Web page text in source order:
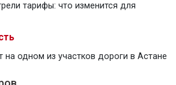
тарифы: что изменится для
на одном из участков дороги в Астане